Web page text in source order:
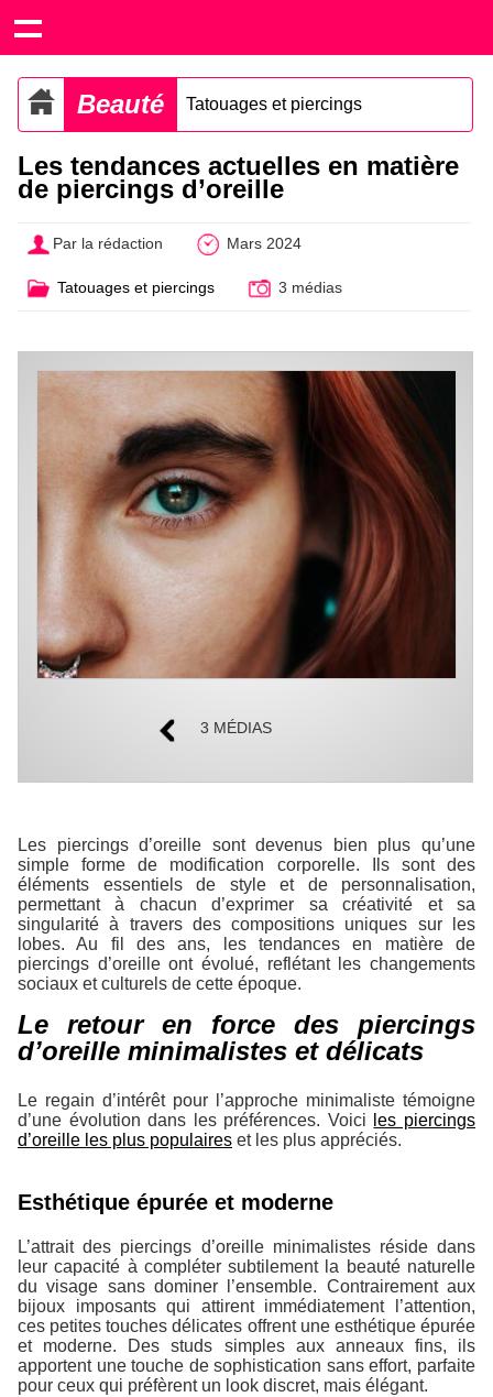
Beauté Tatouages et piercings
Les tendances actuelles en matière
de piercings d’oreille
Par la rédaction Mars 2024
Tatouages et piercings 3 médias
3 MÉDIAS
Les piercings d’oreille sont devenus bien plus qu’une
simple forme de modification corporelle. Ils sont des
éléments essentiels de style et de personnalisation,
permettant à chacun d’exprimer sa créativité et sa
singularité à travers des compositions uniques sur les
lobes. Au fil des ans, les tendances en matière de
piercings d’oreille ont évolué, reflétant les changements
sociaux et culturels de cette époque.
Le retour en force des piercings
d’oreille minimalistes et délicats
Le regain d’intérêt pour l’approche minimaliste témoigne
d’une évolution dans les préférences. Voici
les piercings
d’oreille les plus populaires et les plus appréciés.
Esthétique épurée et moderne
L’attrait des piercings d’oreille minimalistes réside dans
leur capacité à compléter subtilement la beauté naturelle
du visage sans dominer l’ensemble. Contrairement aux
bijoux imposants qui attirent immédiatement l’attention,
ces petites touches délicates offrent une esthétique épurée
et moderne. Des studs simples aux anneaux fins, ils
apportent une touche de sophistication sans effort, parfaite
pour ceux qui préfèrent un look discret, mais élégant.